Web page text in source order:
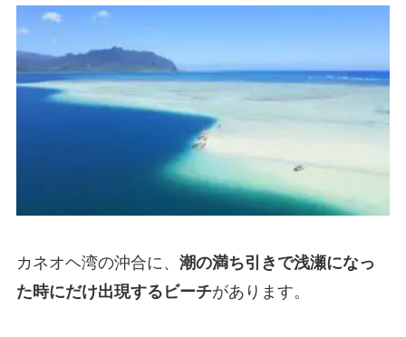
カネオヘ湾の沖合に、 潮の満ち引きで浅瀬になっ
た時にだけ出現するビーチがあります。